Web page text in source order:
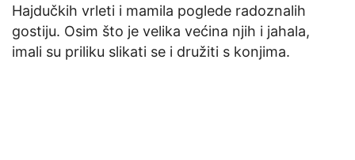
Hajdučkih vrleti i mamila poglede radoznalih
gostiju. Osim što je velika većina njih i jahala,
imali su priliku slikati se i družiti s konjima.